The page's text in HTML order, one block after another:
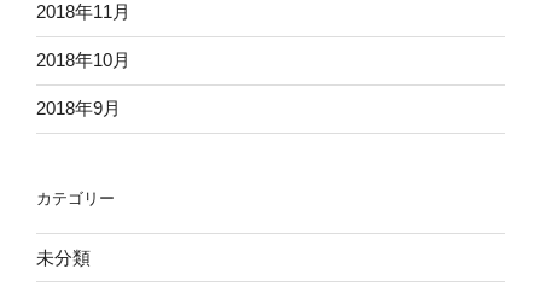
2018年11月
2018年10月
2018年9月
カテゴリー
未分類